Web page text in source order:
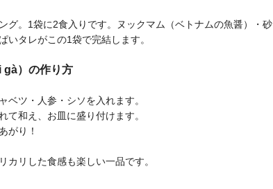
グ。1袋に2食入りです。ヌックマム（ベトナムの魚醤）・砂
いタレがこの1袋で完結します。
gà）の作り方
ツ・人参・シソを入れます。
和え、お皿に盛り付けます。
がり！
リした食感も楽しい一品です。